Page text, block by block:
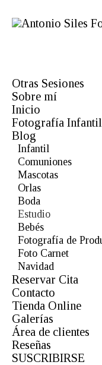
Otras Sesiones
Fotógrafo de
Almería
Profesional
Bodas
Sobre mí
Inicio
Fotografía Infantil
Blog
Infantil
Comuniones
Mascotas
Orlas
Boda
Estudio
Bebés
Fotografía de
Foto Carnet
Navidad
Reservar Cita
Contacto
Tienda Online
Galerías
Fotógrafo de
Estudio
Fotógrafo de
Área de clientes
Reseñas
SUSCRIBIRSE